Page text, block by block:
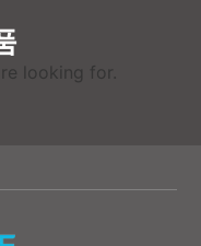
looking for .